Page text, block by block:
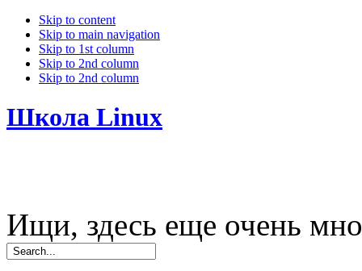
Skip to content
Skip to main navigation
Skip to 1st column
Skip to 2nd column
Skip to 2nd column
Школа Linux
Ищи, здесь еще очень